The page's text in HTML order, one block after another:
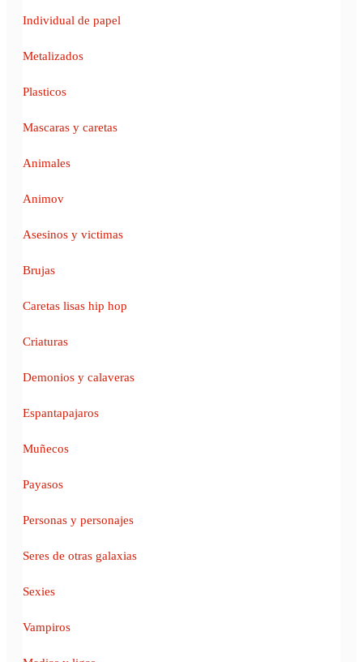
Individual de papel
Metalizados
Plasticos
Mascaras y caretas
Animales
Animov
Asesinos y victimas
Brujas
Caretas lisas hip hop
Criaturas
Demonios y calaveras
Espantapajaros
Muñecos
Payasos
Personas y personajes
Seres de otras galaxias
Sexies
Vampiros